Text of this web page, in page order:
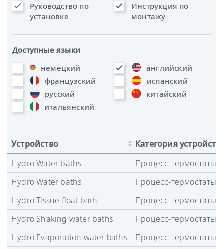
Руководство по
установке
Инструкция по
монтажу
Доступные языки
немецкий
английский
французский
испанский
русский
китайский
итальянский
Устройство
Категория
Hydro Water baths
Процесс-термостаты
Hydro Water baths
Процесс-термостаты
Hydro Tissue float bath
Процесс-термостаты
Hydro Shaking water baths
Процесс-термостаты
Hydro Evaporation water baths
Процесс-термостаты